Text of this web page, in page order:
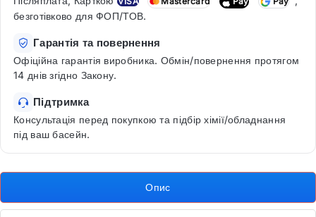
безготівково для ФОП/ТОВ.
Гарантія та повернення
Офіційна гарантія виробника. Обмін/повернення протягом
14 днів згідно Закону.
Підтримка
Консультація перед покупкою та підбір хімії/обладнання
під ваш басейн.
Опис